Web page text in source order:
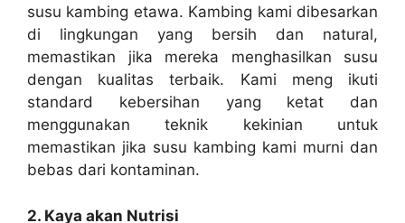
susu kambing etawa. Kambing kami dibesarkan
di lingkungan yang bersih dan natural,
memastikan jika mereka menghasilkan susu
dengan kualitas terbaik. Kami meng ikuti
standard kebersihan yang ketat dan
menggunakan teknik kekinian untuk
memastikan jika susu kambing kami murni dan
bebas dari kontaminan.
2. Kaya akan Nutrisi